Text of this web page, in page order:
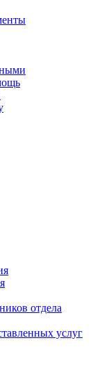
отдела
услуг